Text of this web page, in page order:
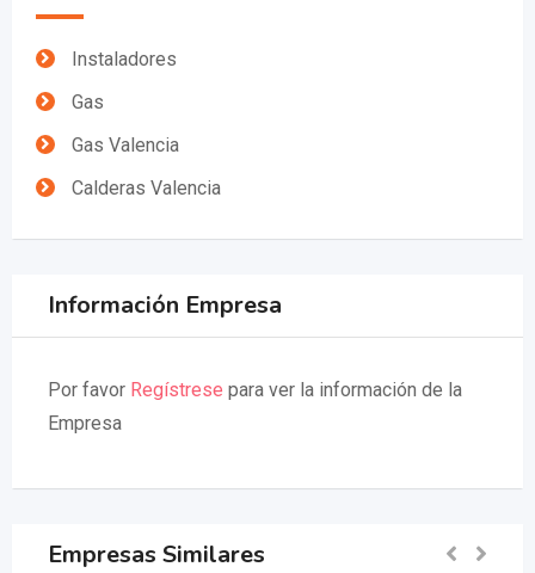
Instaladores
Gas
Gas Valencia
Calderas Valencia
Información Empresa
Por favor Regístrese para ver la información de la
Empresa
Empresas Similares